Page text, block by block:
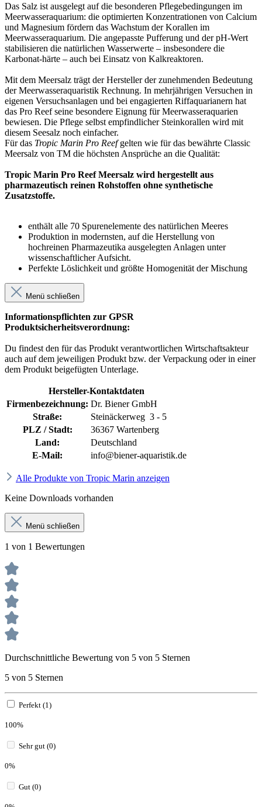
Das Salz ist ausgelegt auf die besonderen Pflegebedingungen im
Meerwasseraquarium: die optimierten Konzentrationen von Calcium
und Magnesium fördern das Wachstum der Korallen im
Meerwasseraquarium. Die angepasste Pufferung und der pH-Wert
stabilisieren die natürlichen Wasserwerte – insbesondere die
Karbonat-härte – auch bei Einsatz von Kalkreaktoren.
Mit dem Meersalz trägt der Hersteller der zunehmenden Bedeutung
der Meerwasseraquaristik Rechnung. In mehrjährigen Versuchen in
eigenen Versuchsanlagen und bei engagierten Riffaquarianern hat
das Pro Reef seine besondere Eignung für Meerwasseraquarien
bewiesen. Die Pflege selbst empfindlicher Steinkorallen wird mit
diesem Seesalz noch einfacher.
Für das Tropic Marin Pro Reefgelten wie für das bewährte Classic
Meersalz von TM die höchsten Ansprüche an die Qualität:
Tropic Marin Pro Reef Meersalz wird hergestellt aus
pharmazeutisch reinen Rohstoffen ohne synthetische
Zusatzstoffe.
enthält alle 70 Spurenelemente des natürlichen Meeres
Produktion in modernsten, auf die Herstellung von
hochreinen Pharmazeutika ausgelegten Anlagen unter
wissenschaftlicher Aufsicht.
Perfekte Löslichkeit und größte Homogenität der Mischung
Menü schließen
Informationspflichten zur GPSR
Produktsicherheitsverordnung:
Du findest den für das Produkt verantwortlichen Wirtschaftsakteur
auch auf dem jeweiligen Produkt bzw. der Verpackung oder in einer
dem Produkt beigefügten Unterlage.
Hersteller-Kontaktdaten
Firmenbezeichnung: Dr. Biener GmbH
Straße:
Steinäckerweg 3 - 5
PLZ / Stadt:
36367 Wartenberg
Land:
Deutschland
E-Mail:
info@biener-aquaristik.de
Alle Produkte von Tropic Marin anzeigen
Keine Downloads vorhanden
Menü schließen
1 von 1 Bewertungen
Durchschnittliche Bewertung von 5 von 5 Sternen
5 von 5 Sternen
Perfekt (1)
100%
Sehr gut (0)
0%
Gut (0)